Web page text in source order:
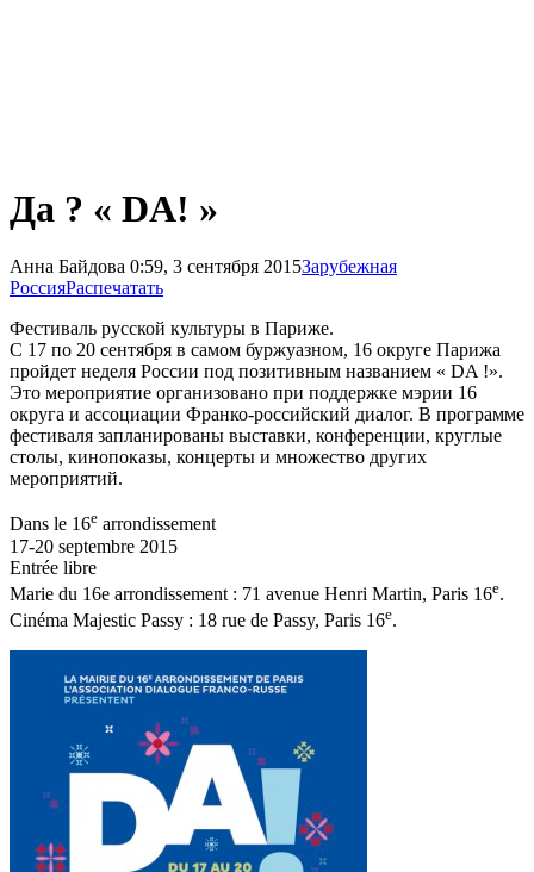
Да ? « DA! »
Анна Байдова 0:59, 3 сентября 2015Зарубежная
РоссияРаспечатать
Фестиваль русской культуры в Париже.
С 17 по 20 сентября в самом буржуазном, 16 округе Парижа
пройдет неделя России под позитивным названием « DA !».
Это мероприятие организовано при поддержке мэрии 16
округа и ассоциации Франко-российский диалог. В программе
фестиваля запланированы выставки, конференции, круглые
столы, кинопоказы, концерты и множество других
мероприятий.
Dans le 16e arrondissement
17-20 septembre 2015
Entrée libre
Marie du 16e arrondissement : 71 avenue Henri Martin, Paris 16e.
Cinéma Majestic Passy : 18 rue de Passy, Paris 16e.